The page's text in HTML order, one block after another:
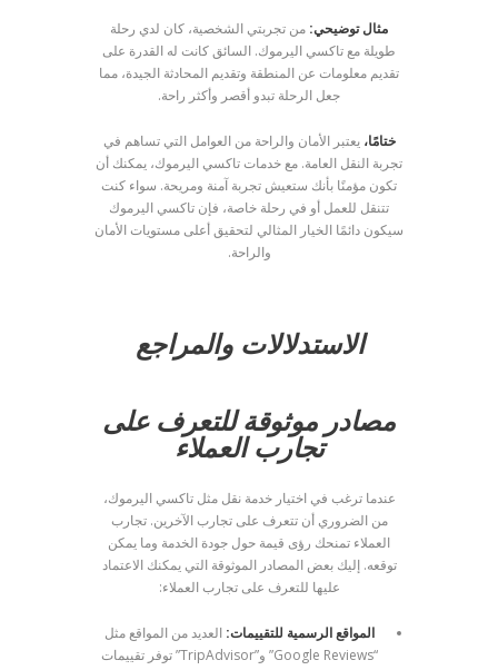
مثال توضيحي: من تجربتي الشخصية، كان لدي رحلة
طويلة مع تاكسي اليرموك. السائق كانت له القدرة على
تقديم معلومات عن المنطقة وتقديم المحادثة الجيدة، مما
جعل الرحلة تبدو أقصر وأكثر راحة.
ختامًا، يعتبر الأمان والراحة من العوامل التي تساهم في
تجربة النقل العامة. مع خدمات تاكسي اليرموك، يمكنك أن
تكون مؤمنًا بأنك ستعيش تجربة آمنة ومريحة. سواء كنت
تتنقل للعمل أو في رحلة خاصة، فإن تاكسي اليرموك
سيكون دائمًا الخيار المثالي لتحقيق أعلى مستويات الأمان
والراحة.
الاستدلالات والمراجع
مصادر موثوقة للتعرف على
تجارب العملاء
عندما ترغب في اختيار خدمة نقل مثل تاكسي اليرموك،
من الضروري أن تتعرف على تجارب الآخرين. تجارب
العملاء تمنحك رؤى قيمة حول جودة الخدمة وما يمكن
توقعه. إليك بعض المصادر الموثوقة التي يمكنك الاعتماد
عليها للتعرف على تجارب العملاء:
المواقع الرسمية للتقييمات: العديد من المواقع مثل
“Google Reviews” و”TripAdvisor” توفر تقييمات